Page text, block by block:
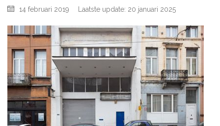
14 februari 2019 Laatste update: 20 januari 2025